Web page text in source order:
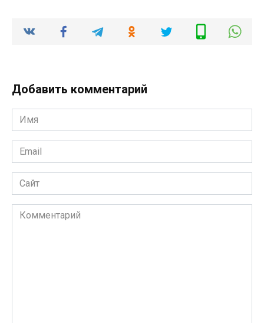
Добавить комментарий
Имя
*
Email
*
Сайт
Комментарий